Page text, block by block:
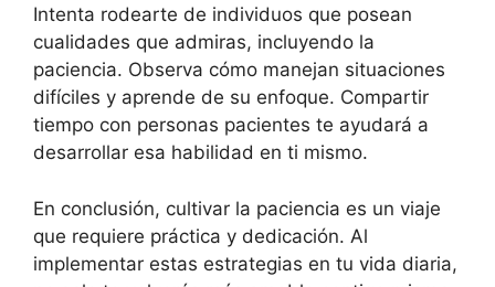
Intenta rodearte de individuos que posean
cualidades que admiras, incluyendo la
paciencia. Observa cómo manejan situaciones
difíciles y aprende de su enfoque. Compartir
tiempo con personas pacientes te ayudará a
desarrollar esa habilidad en ti mismo.
En conclusión, cultivar la paciencia es un viaje
que requiere práctica y dedicación. Al
implementar estas estrategias en tu vida diaria,